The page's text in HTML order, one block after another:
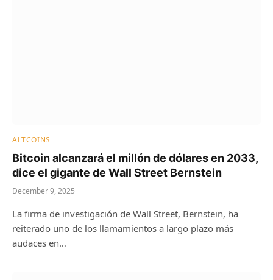
ALTCOINS
Bitcoin alcanzará el millón de dólares en 2033,
dice el gigante de Wall Street Bernstein
December 9, 2025
La firma de investigación de Wall Street, Bernstein, ha
reiterado uno de los llamamientos a largo plazo más
audaces en…